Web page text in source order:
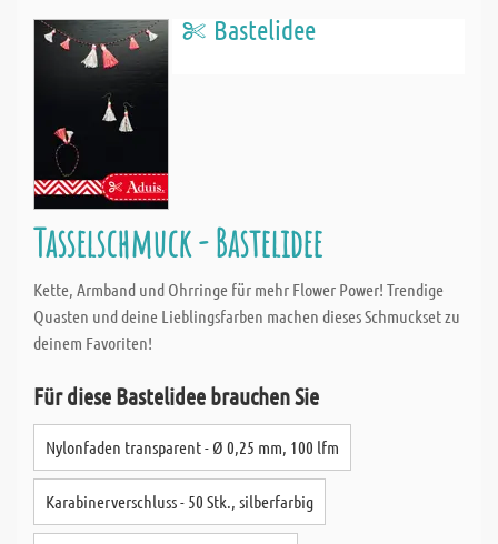
Bastelidee
Tasselschmuck - Bastelidee
Kette, Armband und Ohrringe für mehr Flower Power! Trendige
Quasten und deine Lieblingsfarben machen dieses Schmuckset zu
deinem Favoriten!
Für diese Bastelidee brauchen Sie
Nylonfaden transparent - Ø 0,25 mm, 100 lfm
Karabinerverschluss - 50 Stk., silberfarbig